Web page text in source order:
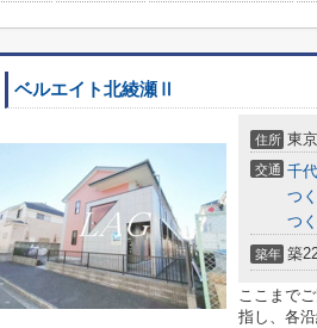
ベルエイト北綾瀬Ⅱ
住所 東
交通 千
つ
つ
築年 築
ここまで
指し、各